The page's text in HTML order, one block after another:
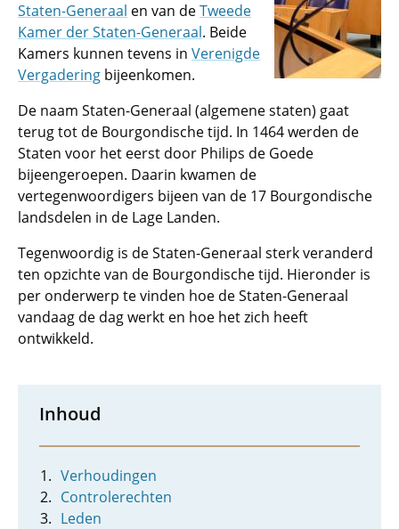
Staten-Generaal en van deTweede
Kamer der Staten-Generaal. Beide
Kamers kunnen tevens in Verenigde
Vergadering bijeenkomen.
De naam Staten-Generaal (algemene staten) gaat
terug tot de Bourgondische tijd. In 1464 werden de
Staten voor het eerst door Philips de Goede
bijeengeroepen. Daarin kwamen de
vertegenwoordigers bijeen van de 17 Bourgondische
landsdelen in de Lage Landen.
Tegenwoordig is de Staten-Generaal sterk veranderd
ten opzichte van de Bourgondische tijd. Hieronder is
per onderwerp te vinden hoe de Staten-Generaal
vandaag de dag werkt en hoe het zich heeft
ontwikkeld.
Inhoud
Verhoudingen
Controlerechten
Leden